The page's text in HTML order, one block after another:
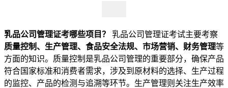
乳品公司管理证考哪些项目？
乳品公司管理证考试主要考察
质量控制、生产管理、食品安全法规、市场营销、财务管理等
方面的知识。质量控制是乳品公司管理的重要部分，确保产品
符合国家标准和消费者需求，涉及到原材料的选择、生产过程
的监控、产品的检测与追溯等环节。生产管理则关注生产效率